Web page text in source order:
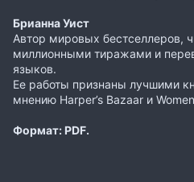
Брианна Уист
Автор мировых бестселлеров,
миллионными тиражами и
языков.
Ее работы признаны лучшими
мнению Harper’s Bazaar и
Формат: PDF.